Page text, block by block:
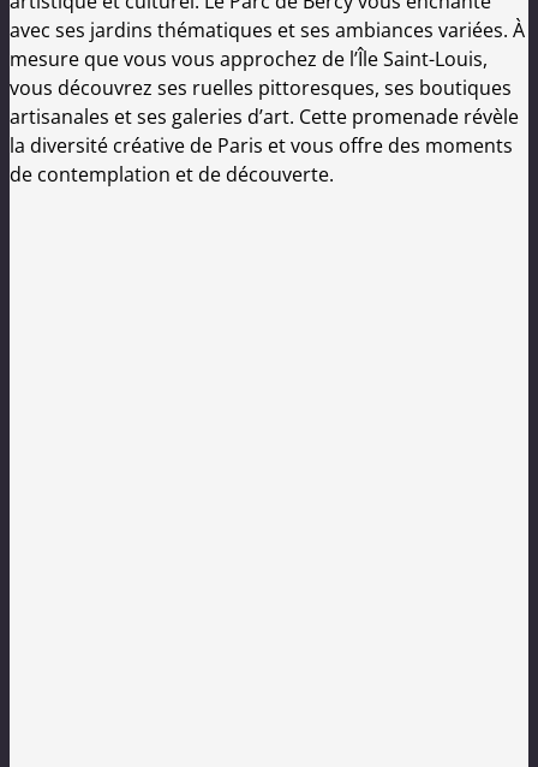
avec ses jardins thématiques et ses ambiances variées. À
mesure que vous vous approchez de l’Île Saint-Louis,
vous découvrez ses ruelles pittoresques, ses boutiques
artisanales et ses galeries d’art. Cette promenade révèle
la diversité créative de Paris et vous offre des moments
de contemplation et de découverte.